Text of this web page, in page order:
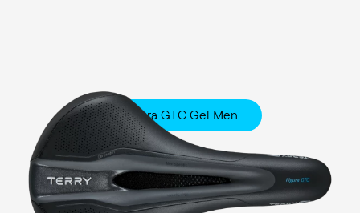
Figura GTC Gel Men
Fitness
Comfort Foam / Comfort Gel Polsterung